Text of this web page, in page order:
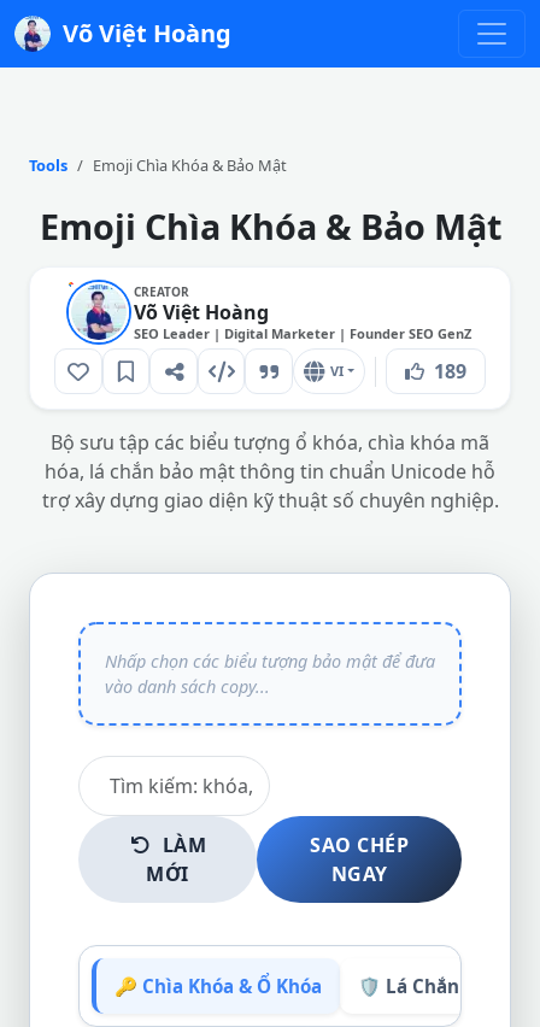
Võ Việt Hoàng
Tools Emoji Chìa Khóa & Bảo Mật
Emoji Chìa Khóa & Bảo Mật
CREATOR
Võ Việt Hoàng
SEO Leader | Digital Marketer | Founder SEO GenZ
VI 189
Bộ sưu tập các biểu tượng ổ khóa, chìa khóa mã
hóa, lá chắn bảo mật thông tin chuẩn Unicode hỗ
trợ xây dựng giao diện kỹ thuật số chuyên nghiệp.
LÀM
MỚI
SAO CHÉP
NGAY
🔑 Chìa Khóa & Ổ Khóa 🛡️ Lá Chắn & An